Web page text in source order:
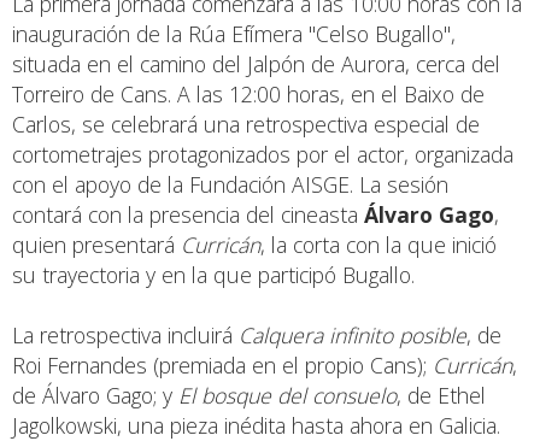
inauguración de la Rúa Efímera "Celso Bugallo",
situada en el camino del Jalpón de Aurora, cerca del
Torreiro de Cans. A las 12:00 horas, en el Baixo de
Carlos, se celebrará una retrospectiva especial de
cortometrajes protagonizados por el actor, organizada
con el apoyo de la Fundación AISGE. La sesión
contará con la presencia del cineasta Álvaro Gago,
quien presentará Curricán, la corta con la que inició
su trayectoria y en la que participó Bugallo.
La retrospectiva incluirá Calquera infinito posible, de
Roi Fernandes (premiada en el propio Cans); Curricán,
de Álvaro Gago; y El bosque del consuelo, de Ethel
Jagolkowski, una pieza inédita hasta ahora en Galicia.